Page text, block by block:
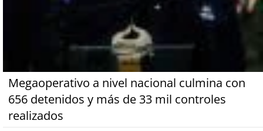
Megaoperativo a nivel nacional culmina con
656 detenidos y más de 33 mil controles
realizados